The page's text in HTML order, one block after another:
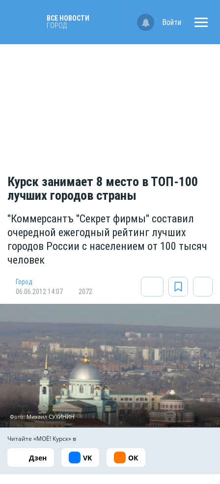
ВСЕ НОВОСТИ
ГОРОД
Войти
Курск занимает 8 место в ТОП-100
лучших городов страны
"Коммерсантъ "Секрет фирмы" составил
очередной ежегодный рейтинг лучших
городов России с населением от 100 тысяч
человек
Город
06.06.2012 14:07
2072
Фото: Михаил СУХИНИН
Читайте «МОЁ! Курск» в
Дзен VK ОК